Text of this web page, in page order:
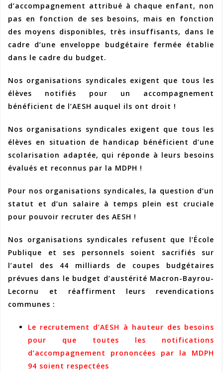
d’accompagnement attribué à chaque enfant, non
pas en fonction de ses besoins, mais en fonction
des moyens disponibles, très insuffisants, dans le
cadre d’une enveloppe budgétaire fermée établie
dans le cadre du budget.
Nos organisations syndicales exigent que tous les
élèves notifiés pour un accompagnement
bénéficient de l’AESH auquel ils ont droit !
Nos organisations syndicales exigent que tous les
élèves en situation de handicap bénéficient d’une
scolarisation adaptée, qui réponde à leurs besoins
évalués et reconnus par la MDPH !
Pour nos organisations syndicales, la question d’un
statut et d’un salaire à temps plein est cruciale
pour pouvoir recruter des AESH !
Nos organisations syndicales refusent que l’École
Publique et ses personnels soient sacrifiés sur
l’autel des 44 milliards de coupes budgétaires
prévues dans le budget d’austérité Macron-Bayrou-
Lecornu et réaffirment leurs revendications
communes :
Le recrutement d’AESH à hauteur des besoins
pour que toutes les notifications
d’accompagnement prononcées par la MDPH
94 soient respectées